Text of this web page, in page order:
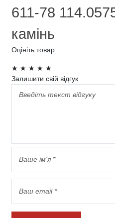
611-78
камінь
Оцініть товар
★ ★ ★ ★ ★
Залишити свій відгук